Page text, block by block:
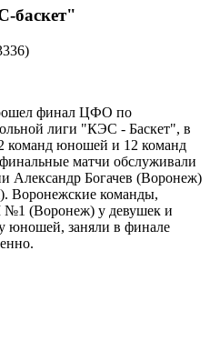
финал ЦФО по
лиги "КЭС - Баскет", в
команд юношей и 12 команд
матчи обслуживали
Александр Богачев (Воронеж)
Воронежские команды,
(Воронеж) у девушек и
заняли в финале